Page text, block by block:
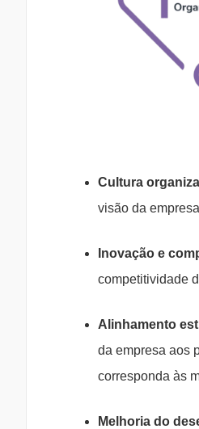
Cultura
visão da
Inovação e
competitividade
Alinhamento
da empresa aos
corresponda às
Melhoria do